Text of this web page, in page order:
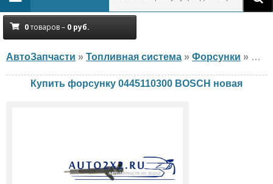
0товаров – 0 руб.
АвтоЗапчасти » Топливная система » Форсунки »
Купить форсунку 0445110300 BOSCH новая